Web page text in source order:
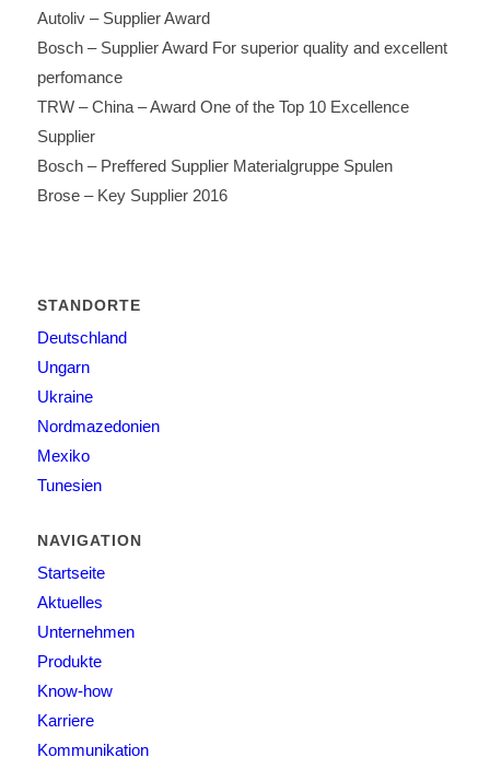
Autoliv – Supplier Award
Bosch – Supplier Award For superior quality and excellent
perfomance
TRW – China – Award One of the Top 10 Excellence
Supplier
Bosch – Preffered Supplier Materialgruppe Spulen
Brose – Key Supplier 2016
STANDORTE
Deutschland
Ungarn
Ukraine
Nordmazedonien
Mexiko
Tunesien
NAVIGATION
Startseite
Aktuelles
Unternehmen
Produkte
Know-how
Karriere
Kommunikation